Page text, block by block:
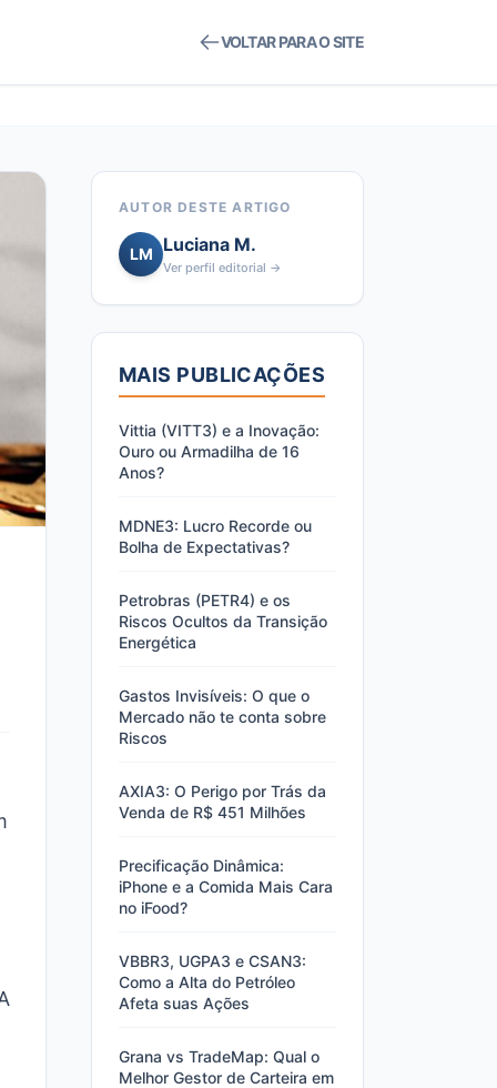
VOLTAR PARA O SITE
AUTOR DESTE ARTIGO
LM Luciana M.
Ver perfil editorial →
MAIS PUBLICAÇÕES
Vittia (VITT3) e a Inovação:
Ouro ou Armadilha de 16
Anos?
MDNE3: Lucro Recorde ou
Bolha de Expectativas?
Petrobras (PETR4) e os
Riscos Ocultos da Transição
Energética
Gastos Invisíveis: O que o
Mercado não te conta sobre
Riscos
AXIA3: O Perigo por Trás da
Venda de R$ 451 Milhões
Precificação Dinâmica:
iPhone e a Comida Mais Cara
no iFood?
VBBR3, UGPA3 e CSAN3:
Como a Alta do Petróleo
Afeta suas Ações
Grana vs TradeMap: Qual o
Melhor Gestor de Carteira em